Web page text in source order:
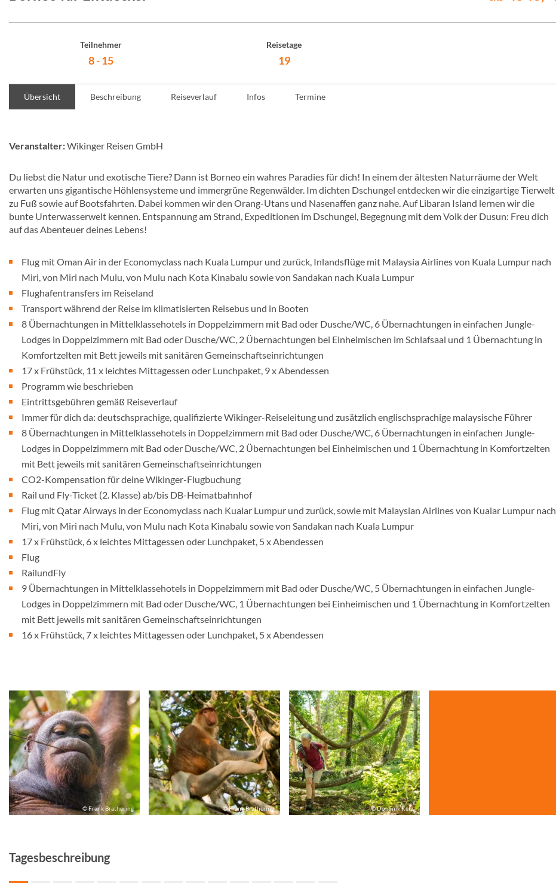
Teilnehmer
8 - 15
Reisetage
19
Übersicht Beschreibung Reiseverlauf Infos Termine
Veranstalter:Wikinger Reisen GmbH
Du liebst die Natur und exotische Tiere? Dann ist Borneo ein wahres Paradies für dich! In einem der ältesten Naturräume der Welt
erwarten uns gigantische Höhlensysteme und immergrüne Regenwälder. Im dichten Dschungel entdecken wir die einzigartige Tierwelt
zu Fuß sowie auf Bootsfahrten. Dabei kommen wir den Orang-Utans und Nasenaffen ganz nahe. Auf Libaran Island lernen wir die
bunte Unterwasserwelt kennen. Entspannung am Strand, Expeditionen im Dschungel, Begegnung mit dem Volk der Dusun: Freu dich
auf das Abenteuer deines Lebens!
Flug mit Oman Air in der Economyclass nach Kuala Lumpur und zurück, Inlandsflüge mit Malaysia Airlines von Kuala Lumpur nach
Miri, von Miri nach Mulu, von Mulu nach Kota Kinabalu sowie von Sandakan nach Kuala Lumpur
Flughafentransfers im Reiseland
Transport während der Reise im klimatisierten Reisebus und in Booten
8 Übernachtungen in Mittelklassehotels in Doppelzimmern mit Bad oder Dusche/WC, 6 Übernachtungen in einfachen Jungle-
Lodges in Doppelzimmern mit Bad oder Dusche/WC, 2 Übernachtungen bei Einheimischen im Schlafsaal und 1 Übernachtung in
Komfortzelten mit Bett jeweils mit sanitären Gemeinschaftseinrichtungen
17 x Frühstück, 11 x leichtes Mittagessen oder Lunchpaket, 9 x Abendessen
Programm wie beschrieben
Eintrittsgebühren gemäß Reiseverlauf
Immer für dich da: deutschsprachige, qualifizierte Wikinger-Reiseleitung und zusätzlich englischsprachige malaysische Führer
8 Übernachtungen in Mittelklassehotels in Doppelzimmern mit Bad oder Dusche/WC, 6 Übernachtungen in einfachen Jungle-
Lodges in Doppelzimmern mit Bad oder Dusche/WC, 2 Übernachtungen bei Einheimischen und 1 Übernachtung in Komfortzelten
mit Bett jeweils mit sanitären Gemeinschaftseinrichtungen
CO2-Kompensation für deine Wikinger-Flugbuchung
Rail und Fly-Ticket (2. Klasse) ab/bis DB-Heimatbahnhof
Flug mit Qatar Airways in der Economyclass nach Kualar Lumpur und zurück, sowie mit Malaysian Airlines von Kualar Lumpur nach
Miri, von Miri nach Mulu, von Mulu nach Kota Kinabalu sowie von Sandakan nach Kuala Lumpur
17 x Frühstück, 6 x leichtes Mittagessen oder Lunchpaket, 5 x Abendessen
Flug
RailundFly
9 Übernachtungen in Mittelklassehotels in Doppelzimmern mit Bad oder Dusche/WC, 5 Übernachtungen in einfachen Jungle-
Lodges in Doppelzimmern mit Bad oder Dusche/WC, 1 Übernachtungen bei Einheimischen und 1 Übernachtung in Komfortzelten
mit Bett jeweils mit sanitären Gemeinschaftseinrichtungen
16 x Frühstück, 7 x leichtes Mittagessen oder Lunchpaket, 5 x Abendessen
© Frank Brathering © Frank Brathering © Dominik Ketz
Tagesbeschreibung